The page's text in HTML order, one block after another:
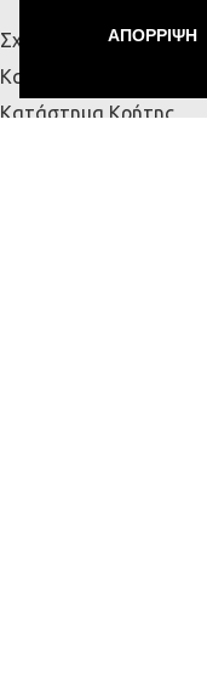
ΑΠΟΡΡΙΨΗ
Σχετικά με εμάς
Κατάστημα Πάτρας
Κατάστημα Κρήτης